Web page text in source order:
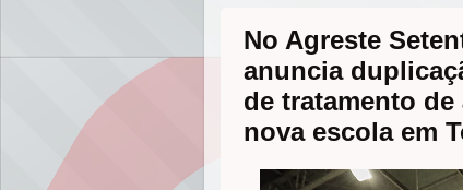
No Agreste
anuncia
de tratamento
nova escola em